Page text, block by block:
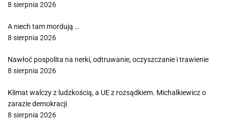
8 sierpnia 2026
A niech tam mordują …
8 sierpnia 2026
Nawłoć pospolita na nerki, odtruwanie, oczyszczanie i trawienie
8 sierpnia 2026
Klimat walczy z ludzkością, a UE z rozsądkiem. Michalkiewicz o
zarazie demokracji
8 sierpnia 2026